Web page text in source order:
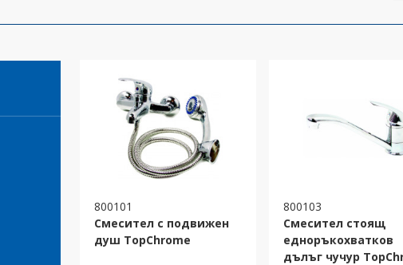
800101
Смесител с подвижен
душ TopChrome
800103
Смесител стоящ
едноръкохватков
дълъг чучур